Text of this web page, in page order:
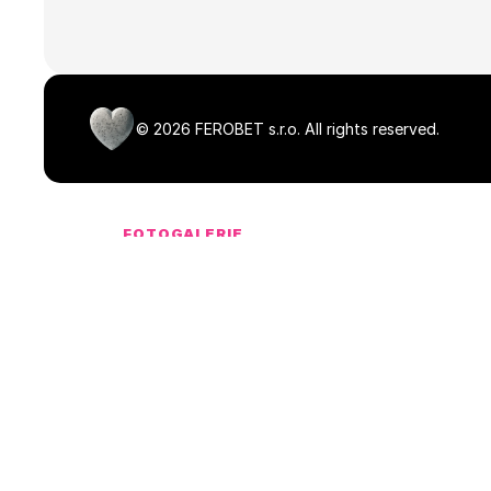
© 2026 FEROBET s.r.o. All rights reserved.
FOTOGALERIE